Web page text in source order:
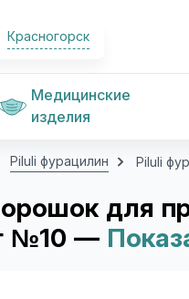
Красногорск
Медицинские
изделия
Piluli фурацилин Piluli
для
№10 —